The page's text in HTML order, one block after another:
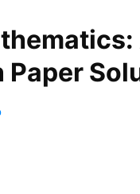
Paper